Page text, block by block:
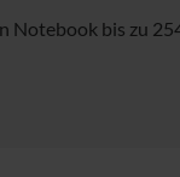
Notebook bis zu